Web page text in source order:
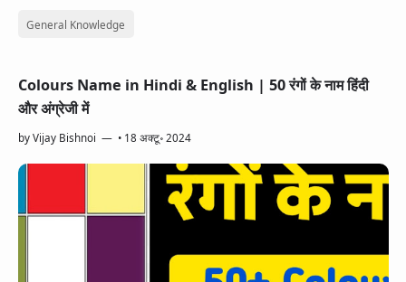
Facebook
Telegram
Snapchat
General Knowledge
Colours Name in Hindi & English | 50 रंगों के नाम हिंदी
और अंग्रेजी में
byVijay Bishnoi • 18 अक्टू॰ 2024